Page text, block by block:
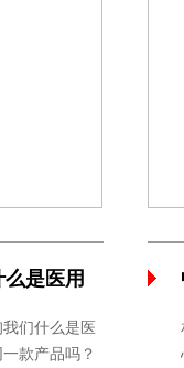
是医用
们什么是医
款产品吗？